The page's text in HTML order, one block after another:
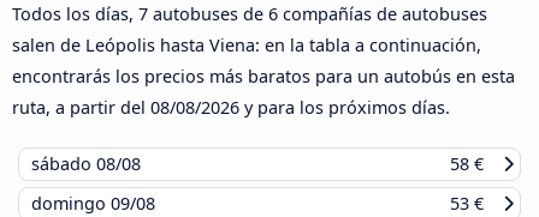
Todos los días, 7 autobuses de 6 compañías de autobuses
salen de Leópolis hasta Viena: en la tabla a continuación,
encontrarás los precios más baratos para un autobús en esta
ruta, a partir del 08/08/2026 y para los próximos días.
sábado 08/08
58 €
domingo 09/08
53 €